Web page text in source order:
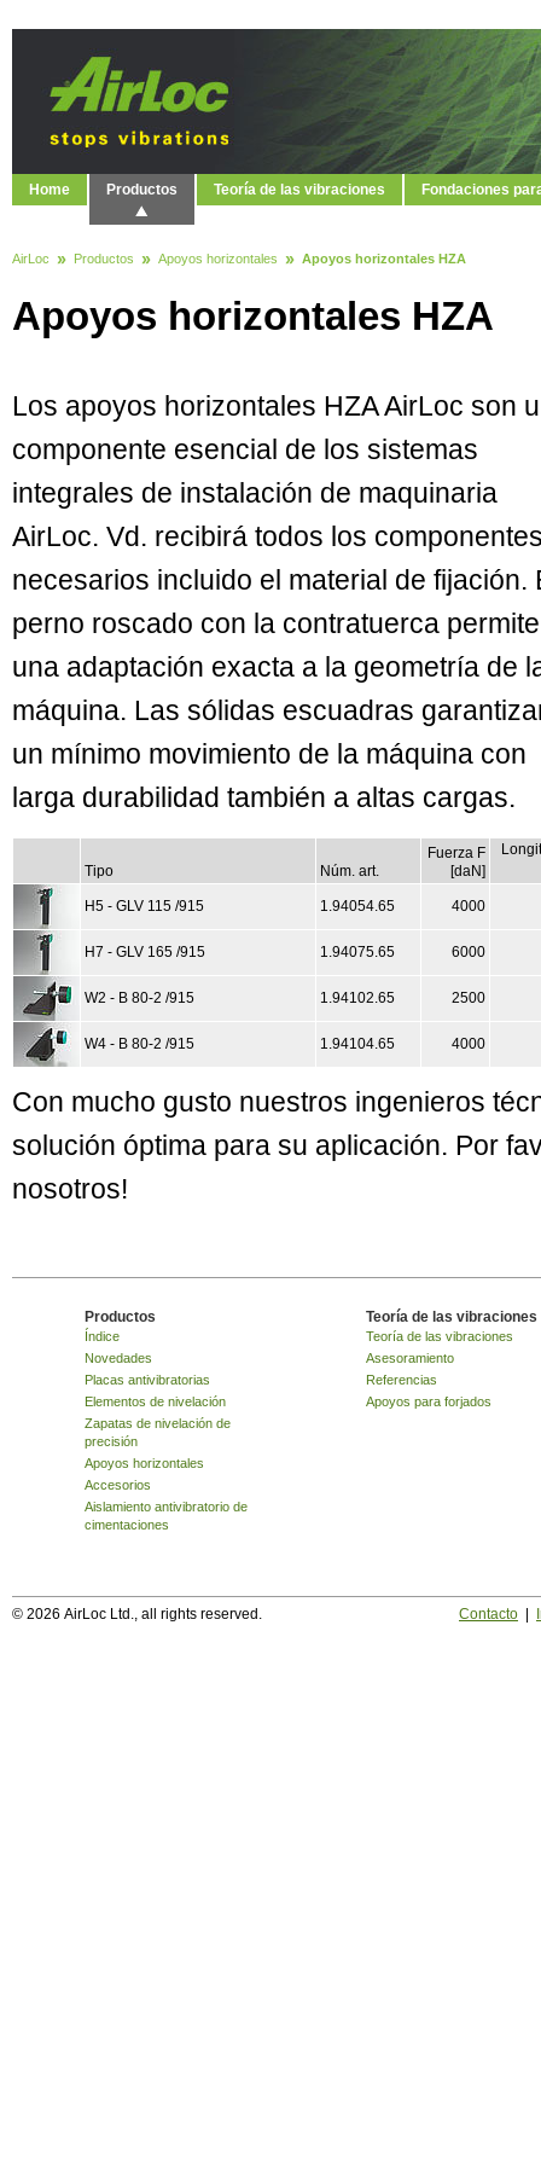
Home Productos Teoría de las vibraciones Fondaciones
AirLoc Productos Apoyos horizontales Apoyos horizontales HZA
Apoyos horizontales HZA
Los apoyos horizontales HZA AirLoc son
componente esencial de los sistemas
integrales de instalación de maquinaria
AirLoc. Vd. recibirá todos los
necesarios incluido el material de fijación.
perno roscado con la contratuerca permite
una adaptación exacta a la geometría de
máquina. Las sólidas escuadras
un mínimo movimiento de la máquina con
larga durabilidad también a altas cargas.
Tipo Núm. art.
Fuerza F
[daN]
H5 - GLV 115 /915 1.94054.65 4000
H7 - GLV 165 /915 1.94075.65 6000
W2 - B 80-2 /915 1.94102.65 2500
W4 - B 80-2 /915 1.94104.65 4000
Con mucho gusto nuestros ingenieros
solución óptima para su aplicación. Por
nosotros!
Productos
Índice
Novedades
Placas antivibratorias
Elementos de nivelación
Zapatas de nivelación de
precisión
Apoyos horizontales
Accesorios
Aislamiento antivibratorio de
cimentaciones
Teoría de las vibraciones
Teoría de las vibraciones
Asesoramiento
Referencias
Apoyos para forjados
© 2026 AirLoc Ltd., all rights reserved. Contacto